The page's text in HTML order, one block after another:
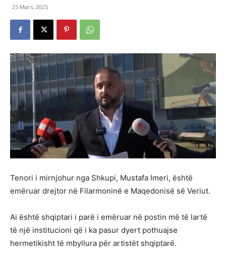
25 Mars, 2025
Tenori i mirnjohur nga Shkupi, Mustafa Imeri, është
emëruar drejtor në Filarmoninë e Maqedonisë së Veriut.
Ai është shqiptari i parë i emëruar në postin më të lartë
të një institucioni që i ka pasur dyert pothuajse
hermetikisht të mbyllura për artistët shqiptarë.